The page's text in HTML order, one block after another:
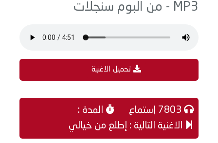
MP3 - من البوم سنجلات
تحميل الاغنية
المدة :
الاغنية التالية : إطلع من خيالي